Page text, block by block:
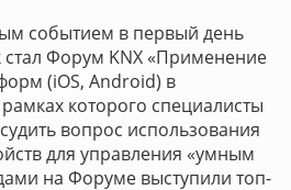
событием в первый день
стал Форум KNX «Применение
(iOS, Android) в
рамках которого специалисты
вопрос использования
для управления «умным
на Форуме выступили топ-